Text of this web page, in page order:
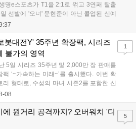
명e스포츠가 T1을 2:1로 꺾고 3연패 탈출
선발에 '오너' 문현준이 아닌 콜업된 신예
했지만, 결국 1:2로 패배하고 말았다. T1은
봇대전Y' 35주년 확장팩, 시리즈
불가의 영역
5일 시리즈 35주년 및 2,000만 장 판매를
‘~가속하는 미래~’를 출시했다. 이번 확
리 형태로, 수성의 마녀 시즌2를 포함한 신
합체기를 선보이며 작품을 완결 짓는다.
와 조합을 구현하며 시리즈의 미래를 향한
다....
08
1
에 원거리 공격까지? 오버워치 '디
5